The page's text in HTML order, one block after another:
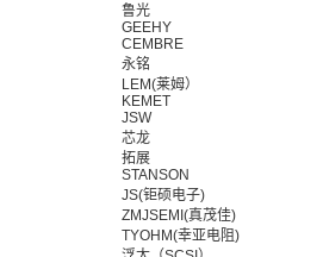
鲁光
GEEHY
CEMBRE
永铭
LEM(莱姆）
KEMET
JSW
芯龙
拓展
STANSON
JS(钜硕电子)
ZMJSEMI(真茂佳)
TYOHM(幸亚电阻)